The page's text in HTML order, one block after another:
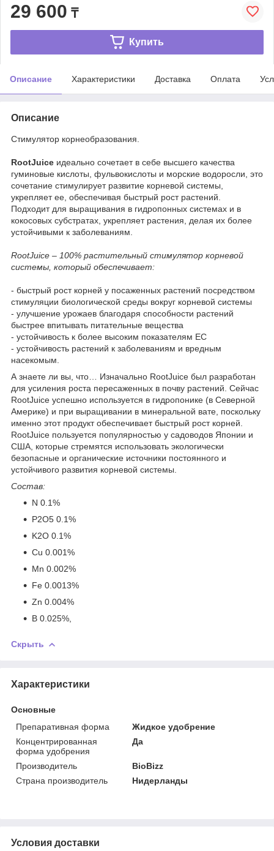
29 600 ₸
Купить
Описание Характеристики Доставка Оплата
Описание
Стимулятор корнеобразования.
RootJuice идеально сочетает в себе высшего качества
гуминовые кислоты, фульвокислоты и морские водоросли, это
сочетание стимулирует развитие корневой системы,
укрепляет ее, обеспечивая быстрый рост растений.
Подходит для выращивания в гидропонных системах и в
кокосовых субстратах, укрепляет растения, делая их более
устойчивыми к заболеваниям.
RootJuice – 100% растительный стимулятор корневой
системы, который обеспечивает:
- быстрый рост корней у посаженных растений посредством
стимуляции биологической среды вокруг корневой системы
- улучшение урожаев благодаря способности растений
быстрее впитывать питательные вещества
- устойчивость к более высоким показателям ЕС
- устойчивость растений к заболеваниям и вредным
насекомым.
А знаете ли вы, что… Изначально RootJuice был разработан
для усиления роста пересаженных в почву растений. Сейчас
RootJuice успешно используется в гидропонике (в Северной
Америке) и при выращивании в минеральной вате, поскольку
именно этот продукт обеспечивает быстрый рост корней.
RootJuice пользуется популярностью у садоводов Японии и
США, которые стремятся использовать экологически
безопасные и органические источники постоянного и
устойчивого развития корневой системы.
Состав:
N 0.1%
P2O5 0.1%
K2O 0.1%
Cu 0.001%
Mn 0.002%
Fe 0.0013%
Zn 0.004%
B 0.025%,
Скрыть
Характеристики
Основные
Препаративная форма
Жидкое удобрение
Концентрированная
форма удобрения
Да
Производитель
BioBizz
Страна производитель
Нидерланды
Условия доставки